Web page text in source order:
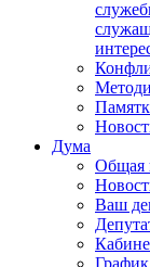
Дума
Общая
Ваш